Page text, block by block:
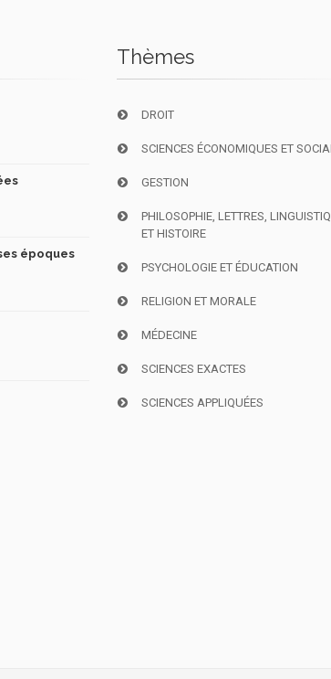
époques
Thèmes
DROIT
SCIENCES ÉCONOMIQUES ET
GESTION
PHILOSOPHIE, LETTRES,
ET HISTOIRE
PSYCHOLOGIE ET ÉDUCATION
RELIGION ET MORALE
MÉDECINE
SCIENCES EXACTES
SCIENCES APPLIQUÉES